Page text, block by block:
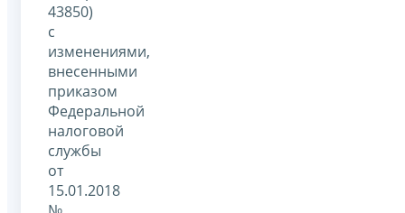
43850)
с
изменениями,
внесенными
приказом
Федеральной
налоговой
службы
от
15.01.2018